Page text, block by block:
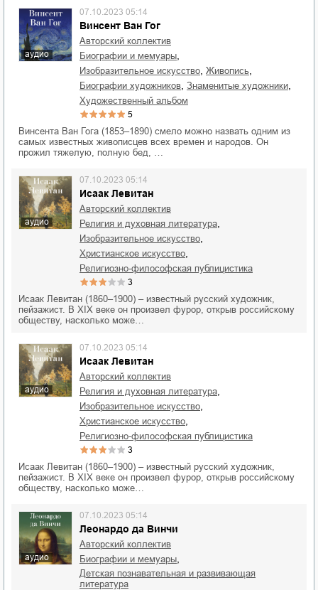
аудио
Винсент Ван Гог
07.10.2023 05:14
Авторский коллектив
биографии и мемуары
изобразительное искусство живопись
биографии художников знаменитые художники
художественный альбом
5
Винсента Ван Гога (1853–1890) смело можно назвать одним из
самых известных живописцев всех времен и народов. Он
прожил тяжелую, полную бед, …
аудио
Исаак Левитан
07.10.2023 05:14
Авторский коллектив
религия и духовная литература
изобразительное искусство
христианское искусство
религиозно-философская публицистика
3
Исаак Левитан (1860–1900) – известный русский художник,
пейзажист. В XIX веке он произвел фурор, открыв российскому
обществу, насколько може…
аудио
Исаак Левитан
07.10.2023 05:14
Авторский коллектив
религия и духовная литература
изобразительное искусство
христианское искусство
религиозно-философская публицистика
3
Исаак Левитан (1860–1900) – известный русский художник,
пейзажист. В XIX веке он произвел фурор, открыв российскому
обществу, насколько може…
аудио
Леонардо да Винчи
07.10.2023 05:14
Авторский коллектив
биографии и мемуары
детская познавательная и развивающая
литература